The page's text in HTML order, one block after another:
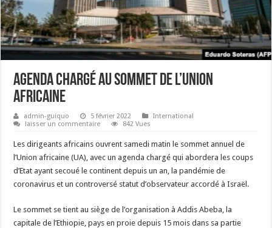
Agenda chargé au sommet de l’Union
africaine
admin-guiquo 5 février 2022
International
laisser un commentaire
842 Vues
Les dirigeants africains ouvrent samedi matin le sommet annuel de
l’Union africaine (UA), avec un agenda chargé qui abordera les coups
d’Etat ayant secoué le continent depuis un an, la pandémie de
coronavirus et un controversé statut d’observateur accordé à Israël.
Le sommet se tient au siège de l’organisation à Addis Abeba, la
capitale de l’Ethiopie, pays en proie depuis 15 mois dans sa partie